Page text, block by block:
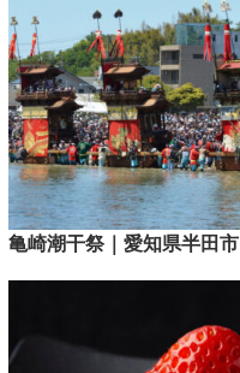
亀崎潮干祭｜愛知県半田市